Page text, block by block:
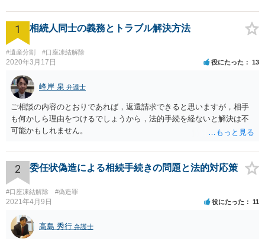
1 相続人同士の義務とトラブル解決方法
#遺産分割 #口座凍結解除
2020年3月17日 役にたった 13
峰岸 泉 弁護士
ご相談の内容のとおりであれば，返還請求できると思いますが，相手
も何かしら理由をつけるでしょうから，法的手続を経ないと解決は不
可能かもしれません。
2 委任状偽造による相続手続きの問題と法的対応策
#口座凍結解除 #偽造罪
2021年4月9日 役にたった 11
高島 秀行 弁護士